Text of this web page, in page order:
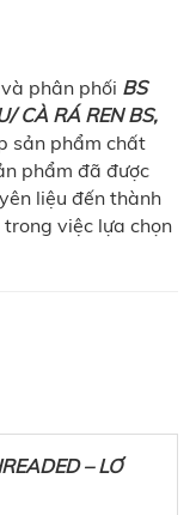
phân phối BS
CÀ RÁ REN BS,
sản phẩm chất
phẩm đã được
liệu đến thành
việc lựa chọn
– LƠ